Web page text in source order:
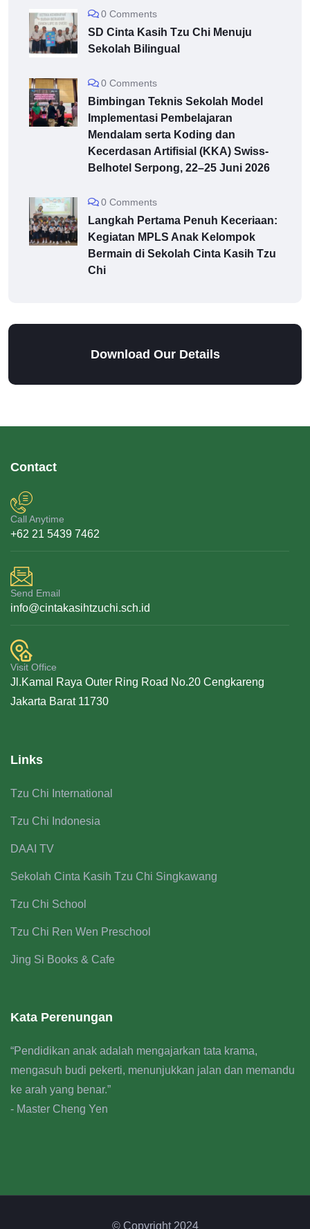
0 Comments
SD Cinta Kasih Tzu Chi Menuju
Sekolah Bilingual
0 Comments
Bimbingan Teknis Sekolah Model
Implementasi Pembelajaran
Mendalam serta Koding dan
Kecerdasan Artifisial (KKA) Swiss-
Belhotel Serpong, 22–25 Juni 2026
0 Comments
Langkah Pertama Penuh Keceriaan:
Kegiatan MPLS Anak Kelompok
Bermain di Sekolah Cinta Kasih Tzu
Chi
Download Our Details
Contact
Call Anytime
+62 21 5439 7462
Send Email
info@cintakasihtzuchi.sch.id
Visit Office
Jl.Kamal Raya Outer Ring Road No.20 Cengkareng
Jakarta Barat 11730
Links
Tzu Chi International
Tzu Chi Indonesia
DAAI TV
Sekolah Cinta Kasih Tzu Chi Singkawang
Tzu Chi School
Tzu Chi Ren Wen Preschool
Jing Si Books & Cafe
Kata Perenungan
“Pendidikan anak adalah mengajarkan tata krama,
mengasuh budi pekerti, menunjukkan jalan dan memandu
ke arah yang benar.”
- Master Cheng Yen
© Copyright 2024